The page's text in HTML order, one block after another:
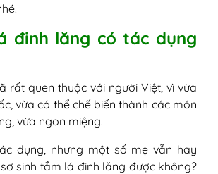
đinh lăng có tác dụng
rất quen thuộc với người Việt, vì vừa
vừa có thể chế biến thành các món
vừa ngon miệng.
dụng, nhưng một số mẹ vẫn hay
sinh tắm lá đinh lăng được không?